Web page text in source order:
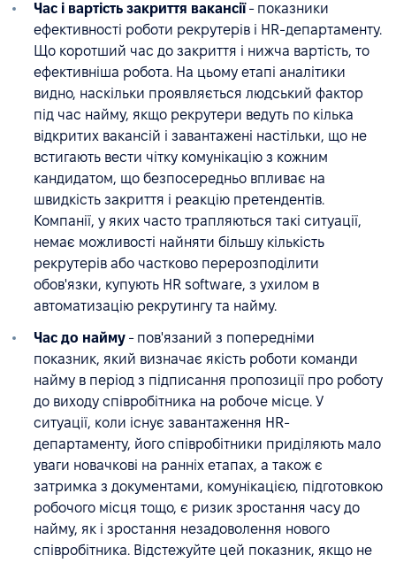
Час і вартість закриття вакансії- показники
ефективності роботи рекрутерів і HR-департаменту.
Що коротший час до закриття і нижча вартість, то
ефективніша робота. На цьому етапі аналітики
видно, наскільки проявляється людський фактор
під час найму, якщо рекрутери ведуть по кілька
відкритих вакансій і завантажені настільки, що не
встигають вести чітку комунікацію з кожним
кандидатом, що безпосередньо впливає на
швидкість закриття і реакцію претендентів.
Компанії, у яких часто трапляються такі ситуації,
немає можливості найняти більшу кількість
рекрутерів або частково перерозподілити
обов'язки, купують HR software, з ухилом в
автоматизацію рекрутингу та найму.
Час до найму - пов'язаний з попередніми
показник, який визначає якість роботи команди
найму в період з підписання пропозиції про роботу
до виходу співробітника на робоче місце. У
ситуації, коли існує завантаження HR-
департаменту, його співробітники приділяють мало
уваги новачкові на ранніх етапах, а також є
затримка з документами, комунікацією, підготовкою
робочого місця тощо, є ризик зростання часу до
найму, як і зростання незадоволення нового
співробітника. Відстежуйте цей показник, якщо не